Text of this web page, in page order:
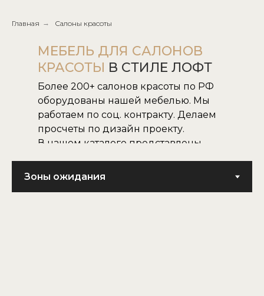
Главная → Салоны красоты
МЕБЕЛЬ ДЛЯ САЛОНОВ
КРАСОТЫ В СТИЛЕ ЛОФТ
Более 200+ салонов красоты по РФ
оборудованы нашей мебелью. Мы
работаем по соц. контракту. Делаем
просчеты по дизайн проекту.
В нашем каталоге представлены